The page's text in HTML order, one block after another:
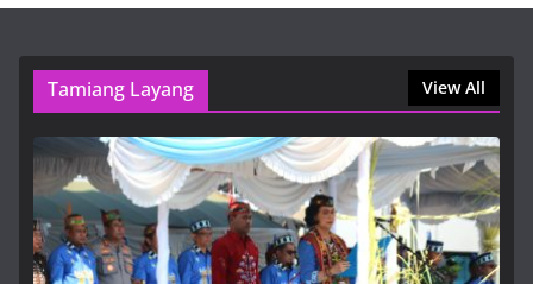
вход на зеркало
Application IxBet : étapes et méthodes d’installation
et d’utilisation pour les joueurs français
8 Agustus, 2026, 4:15 pm
Tamiang Layang View All